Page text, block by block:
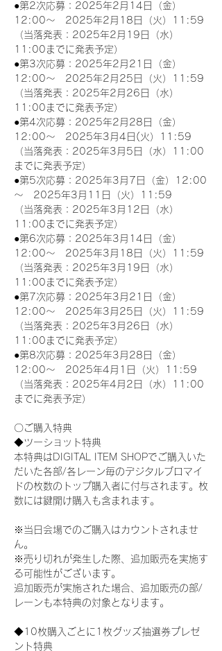
●第2次応募：2025年2月14日（金）
12:00～　2025年2月18日（火）11:59
（当落発表：2025年2月19日（水）
11:00までに発表予定）
●第3次応募：2025年2月21日（金）
12:00～　2025年2月25日（火）11:59
（当落発表：2025年2月26日（水）
11:00までに発表予定）
●第4次応募：2025年2月28日（金）
12:00～　2025年3月4日(火）11:59
（当落発表：2025年3月5日（水）11:00
までに発表予定）
●第5次応募：2025年3月7日（金）12:00
～　2025年3月11日（火）11:59
（当落発表：2025年3月12日（水）
11:00までに発表予定）
●第6次応募：2025年3月14日（金）
12:00～　2025年3月18日（火）11:59
（当落発表：2025年3月19日（水）
11:00までに発表予定）
●第7次応募：2025年3月21日（金）
12:00～　2025年3月25日（火）11:59
（当落発表：2025年3月26日（水）
11:00までに発表予定）
●第8次応募：2025年3月28日（金）
12:00～　2025年4月1日（火）11:59
（当落発表：2025年4月2日（水）11:00
までに発表予定）
〇ご購入特典
◆ツーショット特典
本特典はDIGITAL ITEM SHOPでご購入いた
だいた各部/各レーン毎のデジタルブロマイ
ドの枚数のトップ購入者に付与されます。枚
数には鍵開け購入も含まれます。
※当日会場でのご購入はカウントされませ
ん。
※売り切れが発生した際、追加販売を実施す
る可能性がございます。
追加販売が実施された場合、追加販売の部/
レーンも本特典の対象となります。
◆10枚購入ごとに1枚グッズ抽選券プレゼ
ント特典